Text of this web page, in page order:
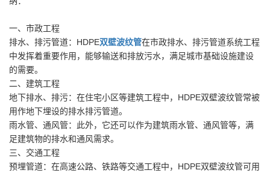
一、市政工程
排水、排污管道：HDPE双壁波纹管在市政排水、排污管道系统工程
中发挥着重要作用，能够输送和排放污水，满足城市基础设施建设
的需要。
二、建筑工程
地下排水、排污：在住宅小区等建筑工程中，HDPE双壁波纹管常被
用作地下埋设的排水排污管道。
雨水管、通风管：此外，它还可以作为建筑雨水管、通风管等，满
足建筑物的排水和通风需求。
三、交通工程
预埋管道：在高速公路、铁路等交通工程中，HDPE双壁波纹管可用